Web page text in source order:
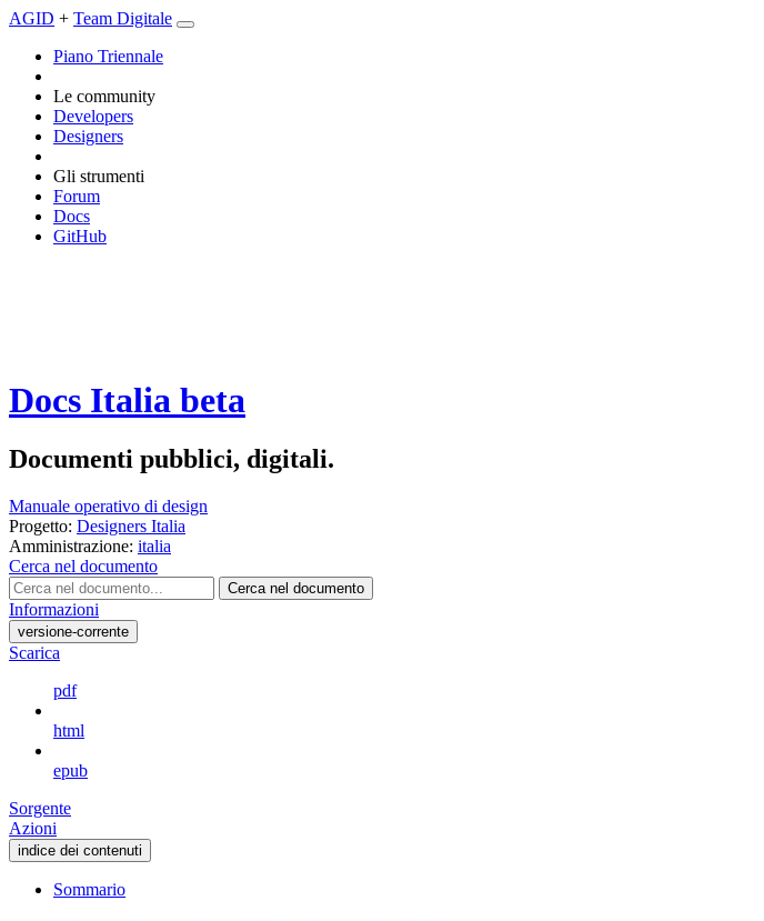
AGID + Team Digitale
Piano Triennale
Le community
Developers
Designers
Gli strumenti
Forum
Docs
GitHub
Docs Italia beta
Documenti pubblici, digitali.
Manuale operativo di design
Progetto: Designers Italia
Amministrazione: italia
Cerca nel documento
Cerca nel documento
Informazioni
versione-corrente
Scarica
pdf
html
epub
Sorgente
Azioni
indice dei contenuti
Sommario